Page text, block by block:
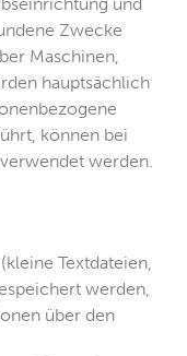
Zwecke
Maschinen,
hauptsächlich
können bei
werden.
Textdateien,
werden,
über den